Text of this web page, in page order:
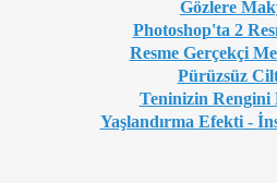
Gözlere
Photoshop'ta 2
Resme Gerçekçi
Pürüzsüz Cilt
Teninizin Rengini
Yaşlandırma Efekti -